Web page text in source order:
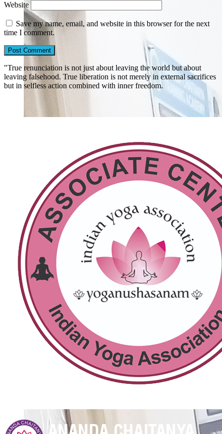
Website
Save my name, email, and website in this browser for the next
time I comment.
"True renunciation is not just about leaving the world but about
leaving falsehood. True liberation is not merely in external sacrifices
but in selfless action combined with inner freedom.